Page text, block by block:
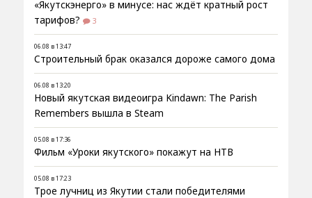
«Якутскэнерго» в минусе: нас ждёт кратный рост
тарифов?
3
06.08 в 13:47
Строительный брак оказался дороже самого дома
06.08 в 13:20
Новый якутская видеоигра Kindawn: The Parish
Remembers вышла в Steam
05.08 в 17:36
Фильм «Уроки якутского» покажут на НТВ
05.08 в 17:23
Трое лучниц из Якутии стали победителями